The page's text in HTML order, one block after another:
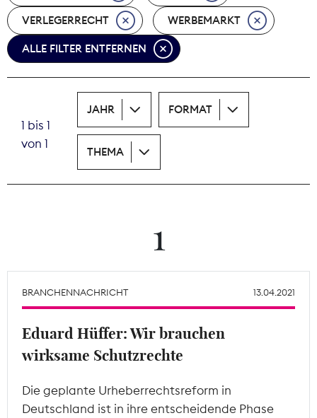
Pressefreiheit
Print
Theodor-Wolff-Preis
VERLEGERRECHT WERBEMARKT
ALLE FILTER ENTFERNEN
1 bis 1
von 1
JAHR FORMAT
THEMA
1
BRANCHENNACHRICHT 13.04.2021
Eduard Hüffer: Wir brauchen
wirksame Schutzrechte
Die geplante Urheberrechtsreform in
Deutschland ist in ihre entscheidende Phase